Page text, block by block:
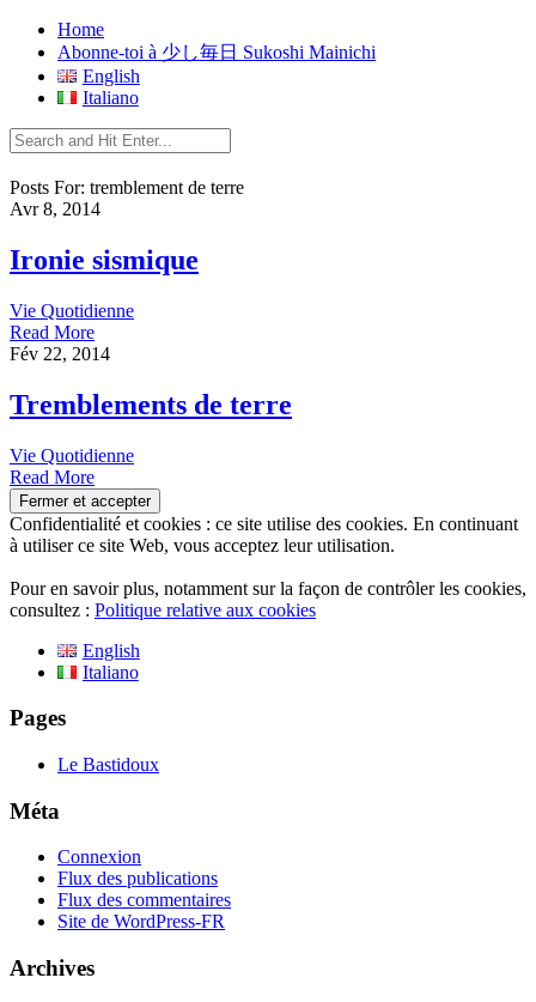
Home
Abonne-toi à 少し毎日 Sukoshi Mainichi
English
Italiano
Posts For: tremblement de terre
Avr 8, 2014
Ironie sismique
Vie Quotidienne
Read More
Fév 22, 2014
Tremblements de terre
Vie Quotidienne
Read More
Confidentialité et cookies : ce site utilise des cookies. En continuant
à utiliser ce site Web, vous acceptez leur utilisation.
Pour en savoir plus, notamment sur la façon de contrôler les cookies,
consultez : Politique relative aux cookies
English
Italiano
Pages
Le Bastidoux
Méta
Connexion
Flux des publications
Flux des commentaires
Site de WordPress-FR
Archives